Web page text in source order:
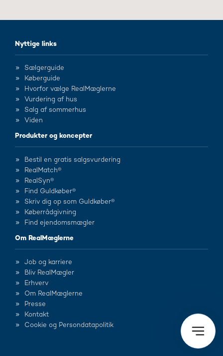
Nyttige links
Sælgerguide
Køberguide
Hvorfor vælge RealMæglerne
Vurdering af hus
Salg af sommerhus
Viden
Produkter og koncepter
Bestil en gratis salgsvurdering
RealMatch®
RealSyn®
Find Guldkøber®
Skriv dig op som Guldkøber®
Køberrådgivning
Find ejendomsmægler
Om RealMæglerne
Job og karriere
Bliv RealMægler
Erhverv
Om RealMæglerne
Presse
Kontakt
Cookie og Persondatapolitik